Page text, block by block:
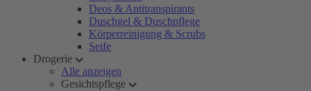
Deos & Antitranspirants
Duschgel & Duschpflege
Körperreinigung & Scrubs
Seife
Drogerie
Alle anzeigen
Gesichtspflege